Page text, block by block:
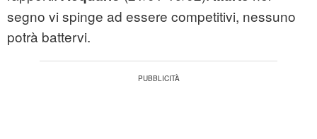
segno vi spinge ad essere competitivi, nessuno
potrà battervi.